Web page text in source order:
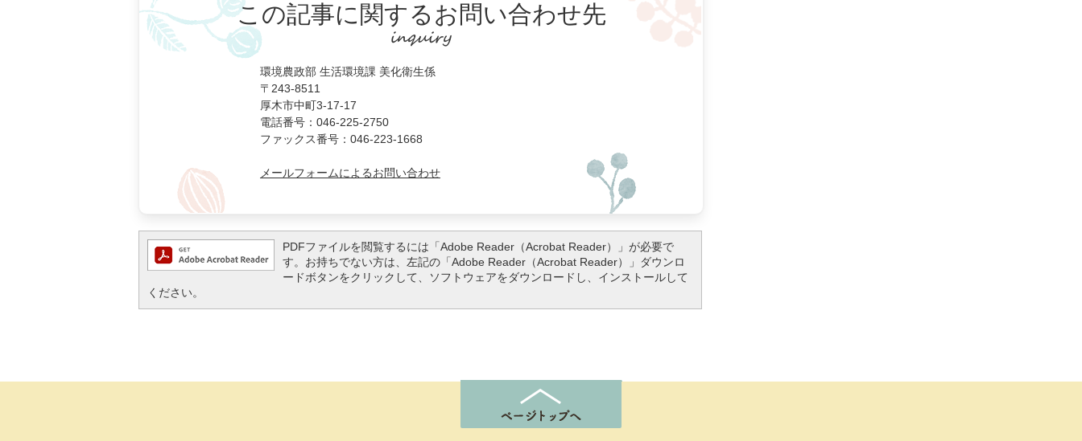
この記事に関するお問い合わせ先
環境農政部 生活環境課 美化衛生係
〒243-8511
厚木市中町3-17-17
電話番号：046-225-2750
ファックス番号：046-223-1668
メールフォームによるお問い合わせ
PDFファイルを閲覧するには「Adobe Reader（Acrobat Reader）」が必要で
す。お持ちでない方は、左記の「Adobe Reader（Acrobat Reader）」ダウンロ
ードボタンをクリックして、ソフトウェアをダウンロードし、インストールして
ください。